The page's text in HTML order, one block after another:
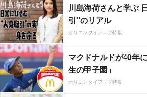
川島海荷さんと学ぶ
引”のリアル
オリコンタイアップ特集
マクドナルドが40年
生の甲子園」
オリコンタイアップ特集